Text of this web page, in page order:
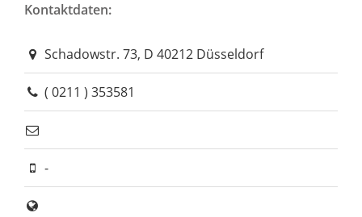
Kontaktdaten:
Schadowstr. 73, D 40212 Düsseldorf
( 0211 ) 353581
-